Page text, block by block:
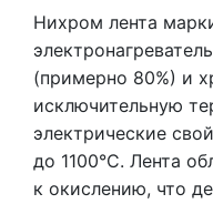
Нихром лента
(примерно 80%) и
исключительную
электрические
до 1100°C. Лента
к окислению, что